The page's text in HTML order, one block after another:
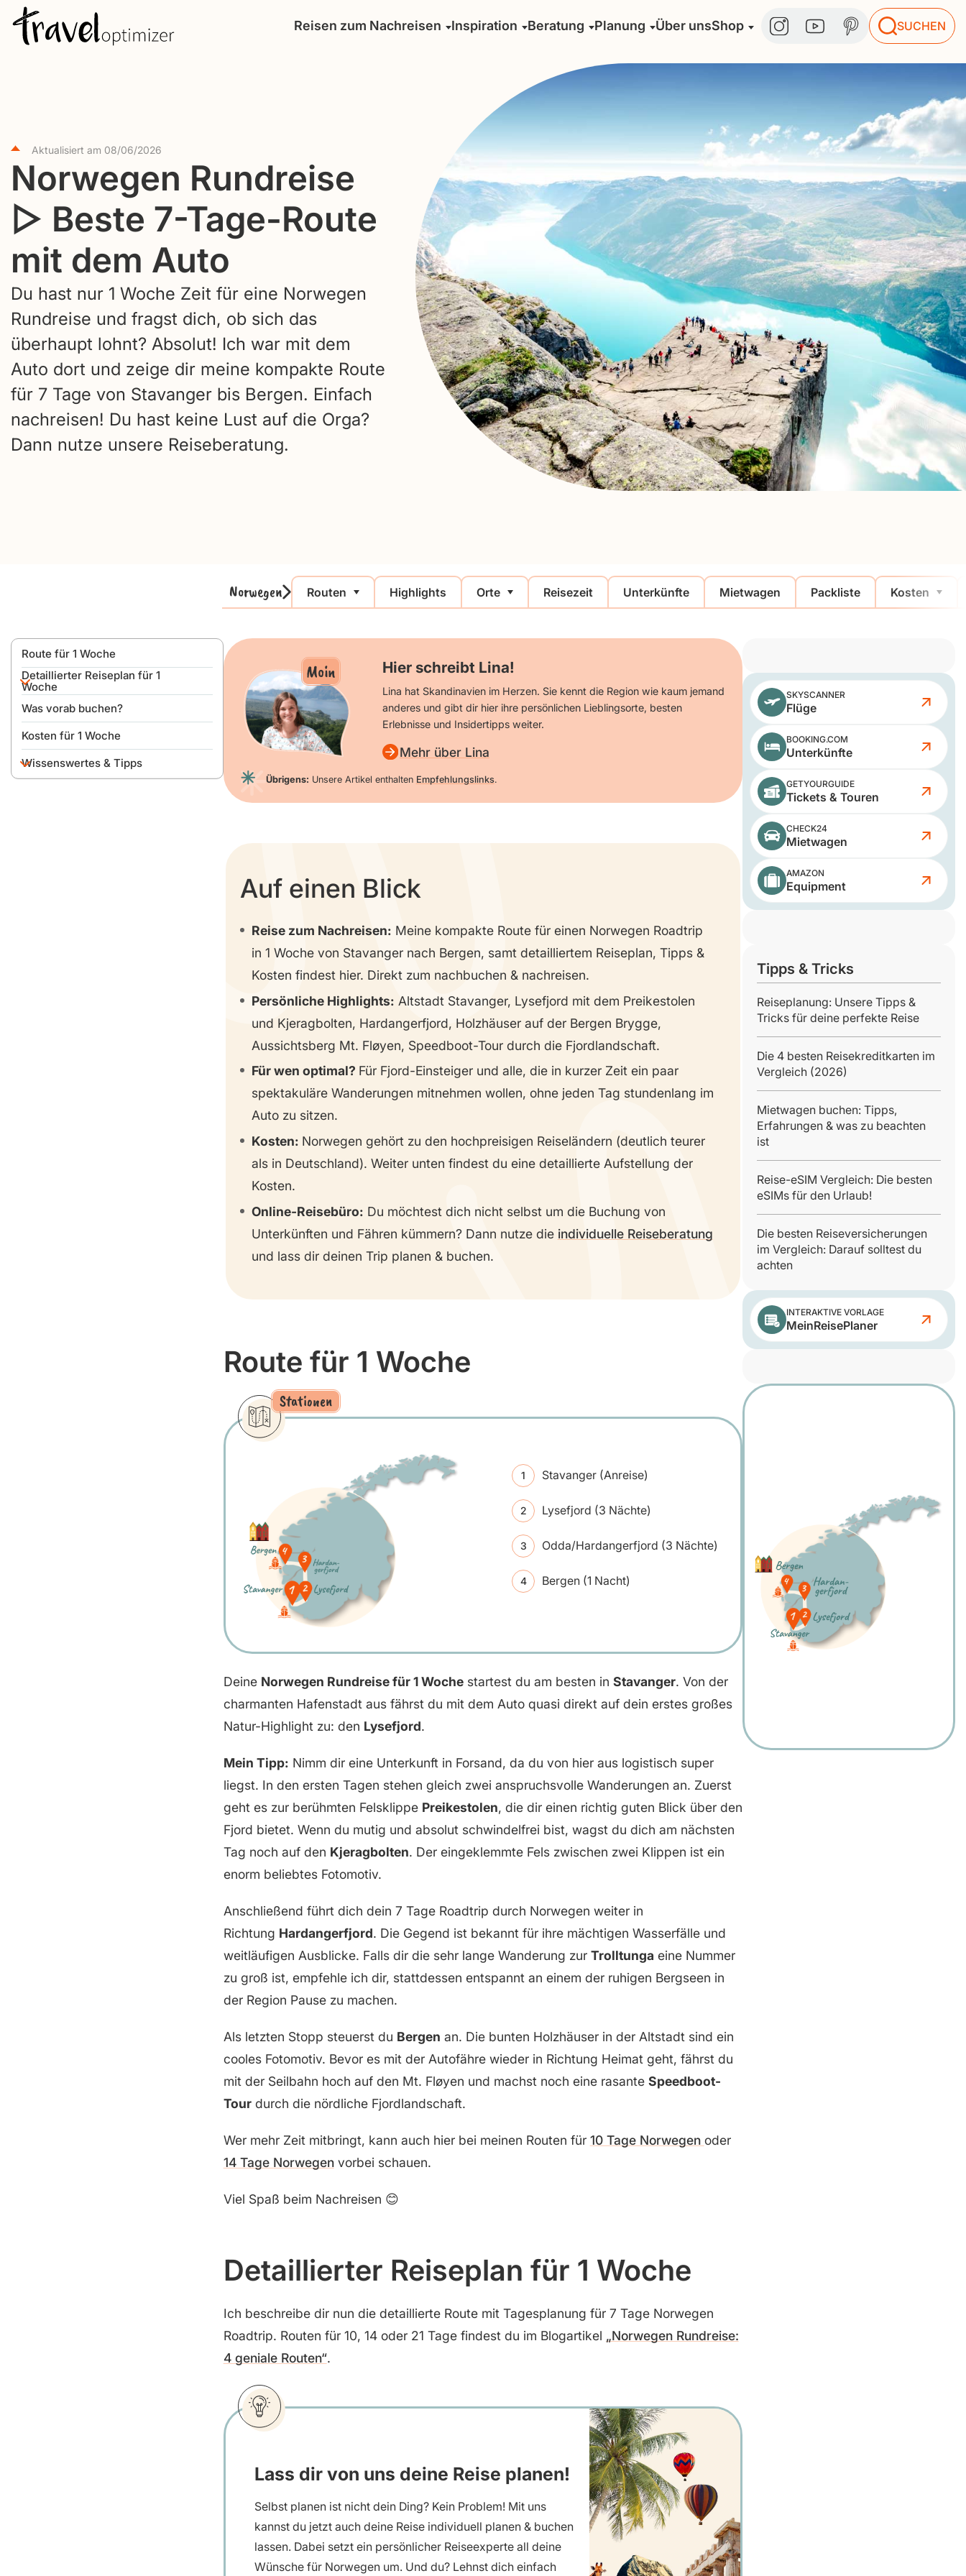
Reisen zum Nachreisen Inspiration Beratung Planung Über unsShop SUCHEN
Aktualisiert am 08/06/2026
Norwegen Rundreise
▷ Beste 7-Tage-Route
mit dem Auto
Du hast nur 1 Woche Zeit für eine Norwegen
Rundreise und fragst dich, ob sich das
überhaupt lohnt? Absolut! Ich war mit dem
Auto dort und zeige dir meine kompakte Route
für 7 Tage von Stavanger bis Bergen. Einfach
nachreisen! Du hast keine Lust auf die Orga?
Dann nutze unsere Reiseberatung.
Norwegen Routen Highlights Orte Reisezeit Unterkünfte Mietwagen Packliste Kosten
Route für 1 Woche
Detaillierter Reiseplan für 1
Woche
Tag 0
Tag 1
Tag 2
Was vorab buchen?
Kosten für 1 Woche
Wissenswertes & Tipps
Moin Hier schreibt Lina!
Lina hat Skandinavien im Herzen. Sie kennt die Region wie kaum jemand
anderes und gibt dir hier ihre persönlichen Lieblingsorte, besten
Erlebnisse und Insidertipps weiter.
Mehr über Lina
Übrigens: Unsere Artikel enthalten Empfehlungslinks.
Auf einen Blick
Reise zum Nachreisen: Meine kompakte Route für einen Norwegen Roadtrip
in 1 Woche von Stavanger nach Bergen, samt detailliertem Reiseplan, Tipps &
Kosten findest hier. Direkt zum nachbuchen & nachreisen.
Persönliche Highlights: Altstadt Stavanger, Lysefjord mit dem Preikestolen
und Kjeragbolten, Hardangerfjord, Holzhäuser auf der Bergen Brygge,
Aussichtsberg Mt. Fløyen, Speedboot-Tour durch die Fjordlandschaft.
Für wen optimal? Für Fjord-Einsteiger und alle, die in kurzer Zeit ein paar
spektakuläre Wanderungen mitnehmen wollen, ohne jeden Tag stundenlang im
Auto zu sitzen.
Kosten: Norwegen gehört zu den hochpreisigen Reiseländern (deutlich teurer
als in Deutschland). Weiter unten findest du eine detaillierte Aufstellung der
Kosten.
Online-Reisebüro: Du möchtest dich nicht selbst um die Buchung von
Unterkünften und Fähren kümmern? Dann nutze die individuelle Reiseberatung
und lass dir deinen Trip planen & buchen.
Route für 1 Woche
Stationen
Stavanger (Anreise)
Lysefjord (3 Nächte)
Odda/Hardangerfjord (3 Nächte)
Bergen (1 Nacht)
Deine Norwegen Rundreise für 1 Wochestartest du am besten in Stavanger. Von der
charmanten Hafenstadt aus fährst du mit dem Auto quasi direkt auf dein erstes großes
Natur-Highlight zu: den Lysefjord.
Mein Tipp: Nimm dir eine Unterkunft in Forsand, da du von hier aus logistisch super
liegst. In den ersten Tagen stehen gleich zwei anspruchsvolle Wanderungen an. Zuerst
geht es zur berühmten Felsklippe Preikestolen, die dir einen richtig guten Blick über den
Fjord bietet. Wenn du mutig und absolut schwindelfrei bist, wagst du dich am nächsten
Tag noch auf den Kjeragbolten. Der eingeklemmte Fels zwischen zwei Klippen ist ein
enorm beliebtes Fotomotiv.
Anschließend führt dich dein 7 Tage Roadtrip durch Norwegen weiter in
Richtung Hardangerfjord. Die Gegend ist bekannt für ihre mächtigen Wasserfälle und
weitläufigen Ausblicke. Falls dir die sehr lange Wanderung zur Trolltunga eine Nummer
zu groß ist, empfehle ich dir, stattdessen entspannt an einem der ruhigen Bergseen in
der Region Pause zu machen.
Als letzten Stopp steuerst du Bergen an. Die bunten Holzhäuser in der Altstadt sind ein
cooles Fotomotiv. Bevor es mit der Autofähre wieder in Richtung Heimat geht, fährst du
mit der Seilbahn hoch auf den Mt. Fløyen und machst noch eine rasante Speedboot-
Tourdurch die nördliche Fjordlandschaft.
Wer mehr Zeit mitbringt, kann auch hier bei meinen Routen für 10 Tage Norwegen oder
14 Tage Norwegenvorbei schauen.
Viel Spaß beim Nachreisen 😊
Detaillierter Reiseplan für 1 Woche
Ich beschreibe dir nun die detaillierte Route mit Tagesplanung für 7 Tage Norwegen
Roadtrip. Routen für 10, 14 oder 21 Tage findest du im Blogartikel „Norwegen Rundreise:
4 geniale Routen“.
Lass dir von uns deine Reise planen!
Selbst planen ist nicht dein Ding? Kein Problem! Mit uns
kannst du jetzt auch deine Reise individuell planen & buchen
lassen. Dabei setzt ein persönlicher Reiseexperte all deine
Wünsche für Norwegen um. Und du? Lehnst dich einfach
SKYSCANNER
Flüge
BOOKING.COM
Unterkünfte
GETYOURGUIDE
Tickets & Touren
CHECK24
Mietwagen
AMAZON
Equipment
Tipps & Tricks
Reiseplanung: Unsere Tipps &
Tricks für deine perfekte Reise
Die 4 besten Reisekreditkarten im
Vergleich (2026)
Mietwagen buchen: Tipps,
Erfahrungen & was zu beachten
ist
Reise-eSIM Vergleich: Die besten
eSIMs für den Urlaub!
Die besten Reiseversicherungen
im Vergleich: Darauf solltest du
achten
INTERAKTIVE VORLAGE
MeinReisePlaner